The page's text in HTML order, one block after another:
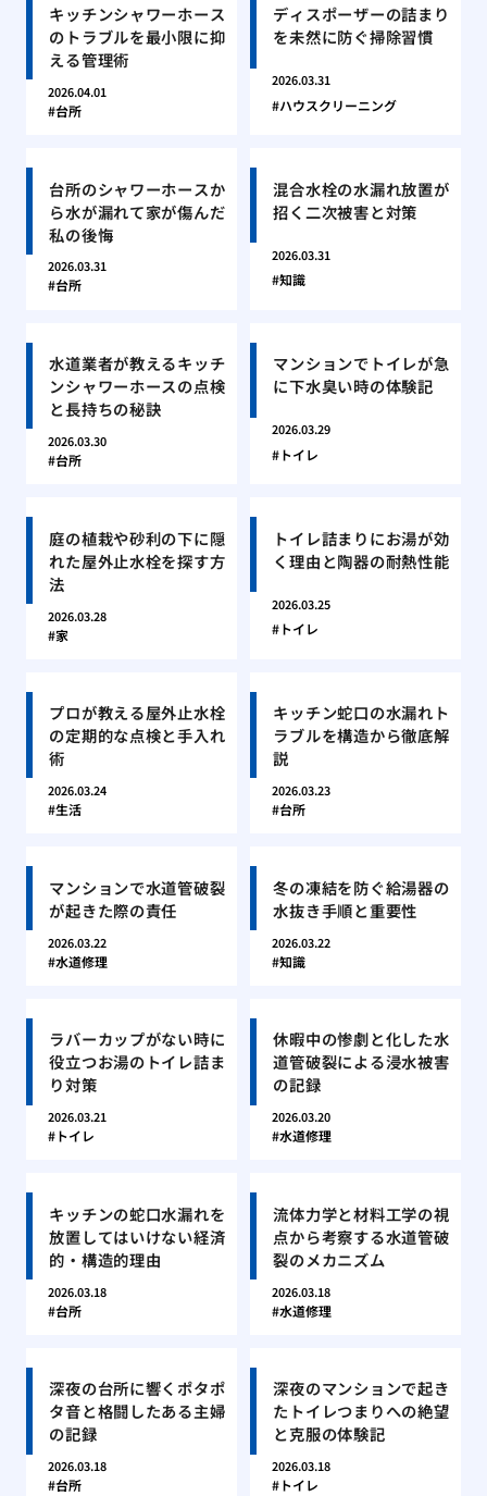
キッチンシャワーホース
のトラブルを最小限に抑
える管理術
2026.04.01
台所
ディスポーザーの詰まり
を未然に防ぐ掃除習慣
2026.03.31
ハウスクリーニング
台所のシャワーホースか
ら水が漏れて家が傷んだ
私の後悔
2026.03.31
台所
混合水栓の水漏れ放置が
招く二次被害と対策
2026.03.31
知識
水道業者が教えるキッチ
ンシャワーホースの点検
と長持ちの秘訣
2026.03.30
台所
マンションでトイレが急
に下水臭い時の体験記
2026.03.29
トイレ
庭の植栽や砂利の下に隠
れた屋外止水栓を探す方
法
2026.03.28
家
トイレ詰まりにお湯が効
く理由と陶器の耐熱性能
2026.03.25
トイレ
プロが教える屋外止水栓
の定期的な点検と手入れ
術
2026.03.24
生活
キッチン蛇口の水漏れト
ラブルを構造から徹底解
説
2026.03.23
台所
マンションで水道管破裂
が起きた際の責任
2026.03.22
水道修理
冬の凍結を防ぐ給湯器の
水抜き手順と重要性
2026.03.22
知識
ラバーカップがない時に
役立つお湯のトイレ詰ま
り対策
2026.03.21
トイレ
休暇中の惨劇と化した水
道管破裂による浸水被害
の記録
2026.03.20
水道修理
キッチンの蛇口水漏れを
放置してはいけない経済
的・構造的理由
2026.03.18
台所
流体力学と材料工学の視
点から考察する水道管破
裂のメカニズム
2026.03.18
水道修理
深夜の台所に響くポタポ
タ音と格闘したある主婦
の記録
2026.03.18
台所
深夜のマンションで起き
たトイレつまりへの絶望
と克服の体験記
2026.03.18
トイレ